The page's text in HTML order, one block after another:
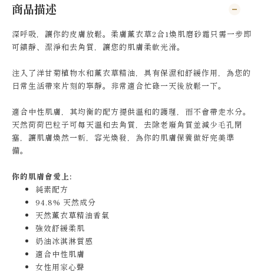
商品描述
深呼吸，讓你的皮膚放鬆。柔膚薰衣草2合1煥肌磨砂霜只需一步即
可鎮靜、潔淨和去角質，讓您的肌膚柔軟光滑。
注入了洋甘菊植物水和薰衣草精油，具有保濕和舒緩作用，為您的
日常生活帶來片刻的寧靜。非常適合忙碌一天後放鬆一下。
適合中性肌膚，其均衡的配方提供溫和的護理，而不會帶走水分。
天然荷荷巴粒子可每天溫和去角質，去除老廢角質並減少毛孔閉
塞，讓肌膚煥然一新，容光煥發，為你的肌膚保養做好完美準
備。
你的肌膚會愛上:
純素配方
94.8% 天然成分
天然薰衣草精油香氣
強效舒緩柔肌
奶油冰淇淋質感
適合中性肌膚
女性用家心聲